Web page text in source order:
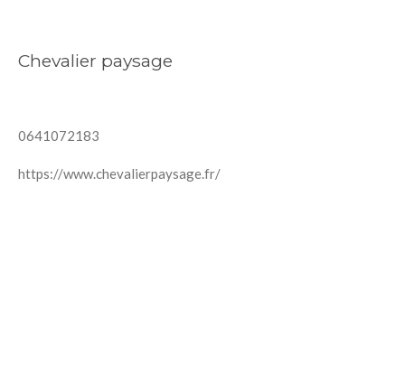
Chevalier paysage
0641072183
https://www.chevalierpaysage.fr/